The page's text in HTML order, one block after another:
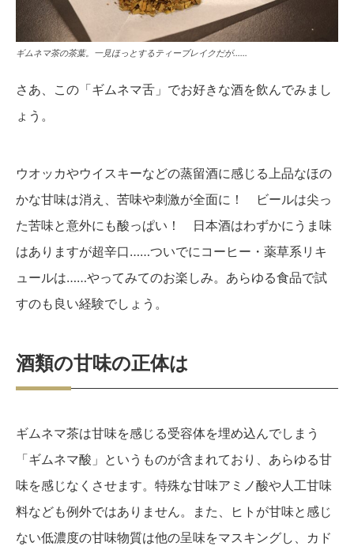
ギムネマ茶の茶葉。一見ほっとするティーブレイクだが……
さあ、この「ギムネマ舌」でお好きな酒を飲んでみまし
ょう。
ウオッカやウイスキーなどの蒸留酒に感じる上品なほの
かな甘味は消え、苦味や刺激が全面に！ ビールは尖っ
た苦味と意外にも酸っぱい！ 日本酒はわずかにうま味
はありますが超辛口……ついでにコーヒー・薬草系リキ
ュールは……やってみてのお楽しみ。あらゆる食品で試
すのも良い経験でしょう。
酒類の甘味の正体は
ギムネマ茶は甘味を感じる受容体を埋め込んでしまう
「ギムネマ酸」というものが含まれており、あらゆる甘
味を感じなくさせます。特殊な甘味アミノ酸や人工甘味
料なども例外ではありません。また、ヒトが甘味と感じ
ない低濃度の甘味物質は他の呈味をマスキングし、カド